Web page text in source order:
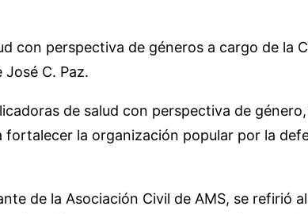
con perspectiva de géneros a cargo de la
C. Paz.
de salud con perspectiva de
la organización popular por la
de la Asociación Civil de AMS, se refirió